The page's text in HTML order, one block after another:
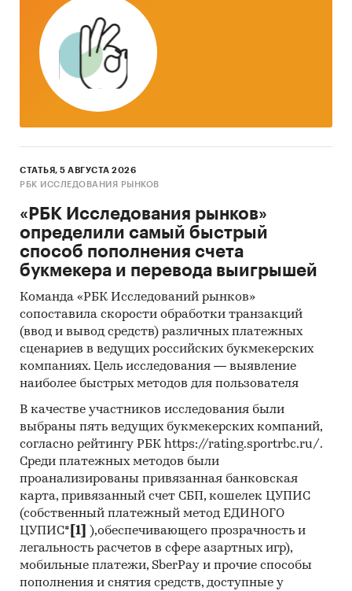
заказчика.
Мониторинг документов:
основных методов анализа данных выступают
так называемые (1) Традиционный
(качественный) контент-анализ интервью и
наше агентство.
проведения Desk Research (кабинетное
исследование). В общем виде целью
кабинетного исследования является
проанализировать ситуацию на рынке
проекторов и получить (рассчитать)
показатели, характеризующие его состояние в
настоящее время и в будущем.
Метод анализа данных
Базы данных Федеральной Таможенной
службы РФ, ФСГС РФ (Росстат).
Материалы DataMonitor, EuroMonitor,
Eurostat.
Печатные и электронные деловые и
специализированные издания,
аналитические обзоры.
Ресурсы сети Интернет в России и мире.
СТАТЬЯ, 5 АВГУСТА 2026
РБК ИССЛЕДОВАНИЯ РЫНКОВ
«РБК Исследования рынков»
определили самый быстрый
способ пополнения счета
букмекера и перевода выигрышей
Команда «РБК Исследований рынков»
сопоставила скорости обработки транзакций
(ввод и вывод средств) различных платежных
сценариев в ведущих российских букмекерских
компаниях. Цель исследования — выявление
наиболее быстрых методов для пользователя
В качестве участников исследования были
выбраны пять ведущих букмекерских компаний,
согласно рейтингу РБК https://rating.sportrbc.ru/.
Среди платежных методов были
проанализированы привязанная банковская
карта, привязанный счет СБП, кошелек ЦУПИС
(собственный платежный метод ЕДИНОГО
ЦУПИС* [1]
),обеспечивающего прозрачность и
легальность расчетов в сфере азартных игр),
мобильные платежи, SberPay и прочие способы
пополнения и снятия средств, доступные у